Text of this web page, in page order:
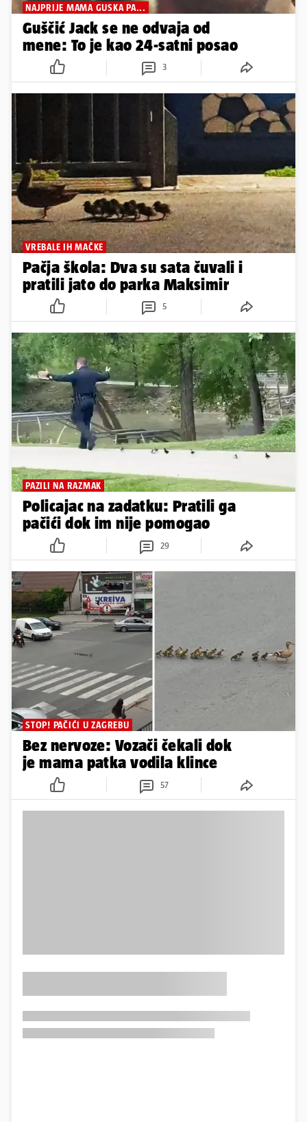
NAJPRIJE MAMA GUSKA PA...
Guščić Jack se ne odvaja od
mene: To je kao 24-satni posao
3
VREBALE IH MAČKE
Pačja škola: Dva su sata čuvali i
pratili jato do parka Maksimir
5
PAZILI NA RAZMAK
Policajac na zadatku: Pratili ga
pačići dok im nije pomogao
29
STOP! PAČIĆI U ZAGREBU
Bez nervoze: Vozači čekali dok
je mama patka vodila klince
57